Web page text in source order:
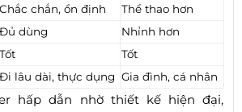
Chắc chắn, ổn định
Thể thao hơn
Đủ dùng
Nhỉnh hơn
Tốt
Tốt
Đi lâu dài, thực dụng Gia đình, cá nhân
hấp dẫn nhờ thiết kế hiện đại,